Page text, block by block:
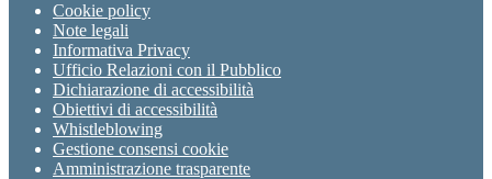
Cookie policy
Note legali
Informativa Privacy
Ufficio Relazioni con il Pubblico
Dichiarazione di accessibilità
Obiettivi di accessibilità
Whistleblowing
Gestione consensi cookie
Amministrazione trasparente